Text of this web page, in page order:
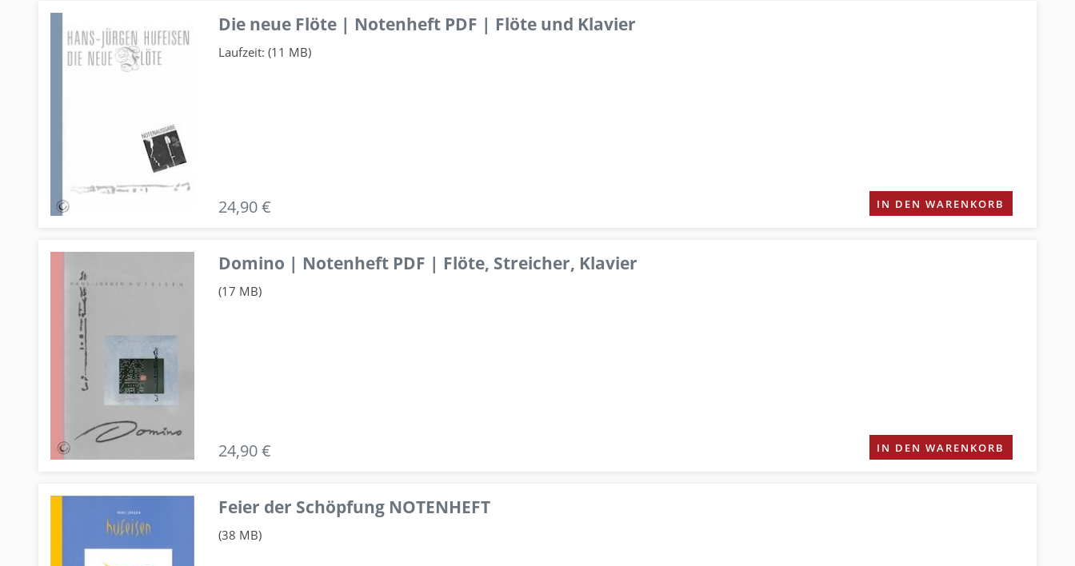
Die neue Flöte | Notenheft PDF | Flöte und Klavier
Laufzeit: (11 MB)
24,90 € IN DEN WARENKORB
Domino | Notenheft PDF | Flöte, Streicher, Klavier
(17 MB)
24,90 € IN DEN WARENKORB
Feier der Schöpfung NOTENHEFT
(38 MB)